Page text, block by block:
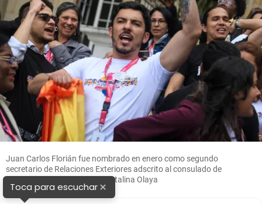
Juan Carlos Florián fue nombrado en enero como segundo
secretario de Relaciones Exteriores adscrito al consulado de
Bruselas. Foto: Colprensa - Catalina Olaya
Toca para escuchar×